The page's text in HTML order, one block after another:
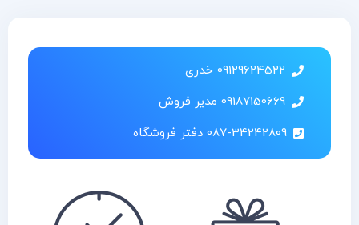
09129624522 خدری
09187150669 مدیر فروش
087-34242809 دفتر فروشگاه